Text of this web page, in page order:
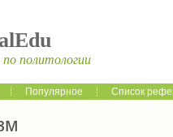
политологии
Популярное Список